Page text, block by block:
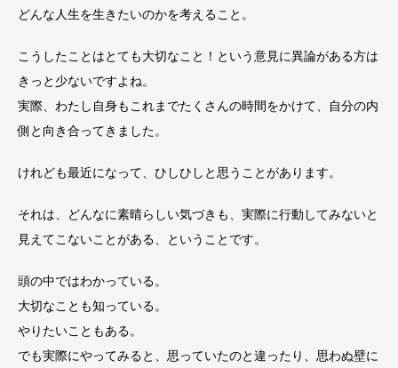
どんな人生を生きたいのかを考えること。
こうしたことはとても大切なこと！という意見に異論がある方は
きっと少ないですよね。
実際、わたし自身もこれまでたくさんの時間をかけて、自分の内
側と向き合ってきました。
けれども最近になって、ひしひしと思うことがあります。
それは、どんなに素晴らしい気づきも、実際に行動してみないと
見えてこないことがある、ということです。
頭の中ではわかっている。
大切なことも知っている。
やりたいこともある。
でも実際にやってみると、思っていたのと違ったり、思わぬ壁に